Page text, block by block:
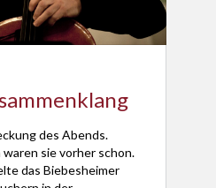
des Abends.
sie vorher schon.
das Biebesheimer